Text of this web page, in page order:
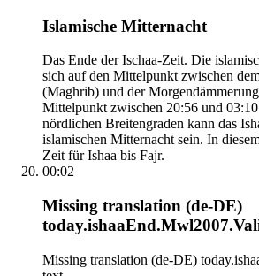
Islamische Mitternacht
Das Ende der Ischaa-Zeit. Die
sich auf den Mittelpunkt zwischen
(Maghrib) und der
Mittelpunkt zwischen 20:56 und
nördlichen Breitengraden kann das
islamischen Mitternacht sein. In
Zeit für Ishaa bis Fajr.
00:02
Missing translation (de-DE)
Missing translation (de-DE)